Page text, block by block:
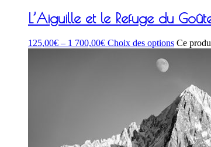
L’Aiguille et le Refuge du
125,00€ – 1 700,00€ Choix des options Ce